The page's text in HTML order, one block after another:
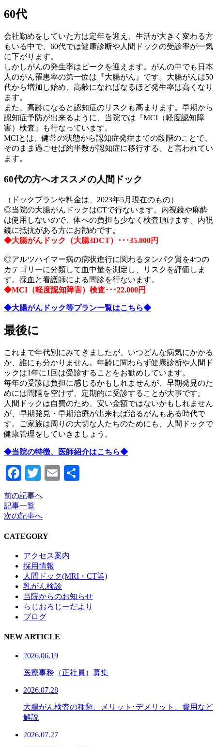
60代
会社勤めをしていた方は定年を迎え、生活が大きく変わる方
もいる中で、60代では健康診断や人間ドックの受診率が一気
に下がります。
しかしがんの発生率はピークを迎えます。がんの中でも日本
人のがん罹患率の第一位は『大腸がん』です。大腸がんは50
代から増加し始め、高齢になればなるほど発生率は高くなり
ます。
また、高齢になると認知症のリスクも高まります。早期から
認知症予防が出来るように、当院では『MCI（軽度認知障
害）検査』も行なっています。
MCIとは、健常の状態から認知症発症までの段階のことで、
そのまま過ごせば約半数が認知症に移行する、と言われてい
ます。
60代の方へオススメの人間ドック
（ドックプランや料金は、2023年5月現在のもの）
◎当院の大腸がんドックはCTで行ないます。内視鏡や麻酔
は使用しないので、体への負担も少なく検査頂けます。内視
鏡に抵抗がある方にお勧めです。
◆大腸がんドック（大腸3DCT）･･･35.000円
◎アルツハイマー病の病状進行に関わるタンパク質を4つの
カテゴリーに分類して血中量を測定し、リスクを評価しま
す。採血と看護師による問診を行ないます。
◆MCI（軽度認知障害）検査･･･22.000円
◆大腸がんドック等プラン一覧はこちら◆
最後に
これまで年代別にみてきましたが、いつどんな病気にかかる
か、誰にも分かりません。年齢に関わらず健康診断や人間ド
ックは1年に1回は受診することをお勧めしています。
毎年の受診は負担に感じるかもしれませんが、早期発見のた
めには間隔を空けず、定期的に受診することが大事です。
人間ドックは自費のため、安い金額ではないかもしれません
が、早期発見・早期治療が出来れば治るがんもある時代で
す。ご家族は周りの大切な人たちのためにも、人間ドックで
健康管理をしていきましょう。
◆当院の特徴、医師紹介はこちら◆
Facebook
TwitterEmail
前の記事へ
記事一覧
次の記事へ
CATEGORY
アクセス案内
採用情報
人間ドック(MRI・CT等)
乳がん検診
当院からのお知らせ
らじおろじーだより
ブログ
NEW ARTICLE
2026.06.19
医療事務（正社員）募集
2026.07.28
大腸がん検査の種類、メリット･デメリット、費用など
解説
2026.07.27